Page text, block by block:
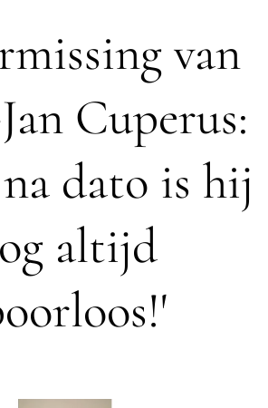
van
Cuperus:
dato is hij
altijd